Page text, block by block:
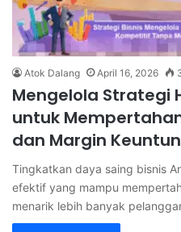
Atok Dalang April 16, 2026
Mengelola Strategi
untuk
dan Margin
Tingkatkan daya saing bisnis
efektif yang mampu
menarik lebih banyak